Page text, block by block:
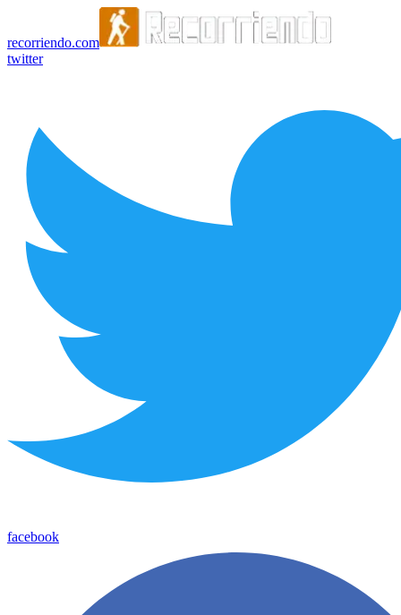
recorriendo.com
twitter
facebook